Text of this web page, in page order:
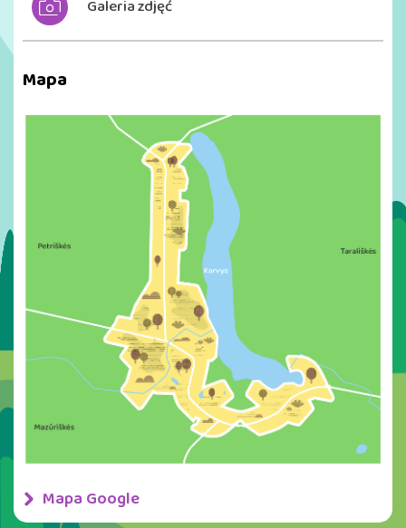
Galeria zdjęć
Mapa
Mapa Google